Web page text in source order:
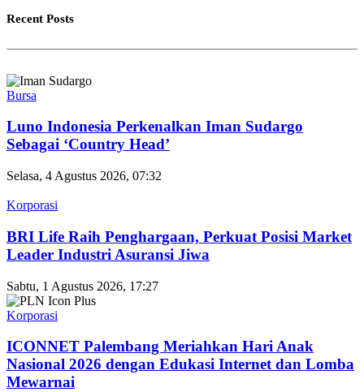
Recent Posts
Bursa
Luno Indonesia Perkenalkan Iman Sudargo
Sebagai ‘Country Head’
Selasa, 4 Agustus 2026, 07:32
Korporasi
BRI Life Raih Penghargaan, Perkuat Posisi Market
Leader Industri Asuransi Jiwa
Sabtu, 1 Agustus 2026, 17:27
Korporasi
ICONNET Palembang Meriahkan Hari Anak
Nasional 2026 dengan Edukasi Internet dan Lomba
Mewarnai